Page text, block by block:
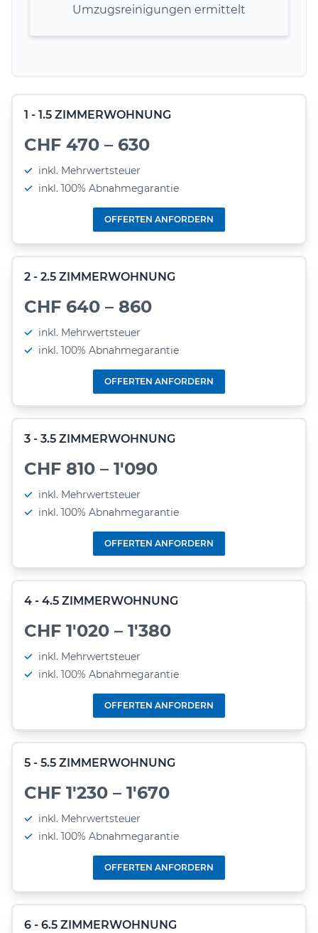
Umzugsreinigungen ermittelt
1 - 1.5 ZIMMERWOHNUNG
CHF 470 – 630
inkl. Mehrwertsteuer
inkl. 100% Abnahmegarantie
OFFERTEN ANFORDERN
2 - 2.5 ZIMMERWOHNUNG
CHF 640 – 860
inkl. Mehrwertsteuer
inkl. 100% Abnahmegarantie
OFFERTEN ANFORDERN
3 - 3.5 ZIMMERWOHNUNG
CHF 810 – 1'090
inkl. Mehrwertsteuer
inkl. 100% Abnahmegarantie
OFFERTEN ANFORDERN
4 - 4.5 ZIMMERWOHNUNG
CHF 1'020 – 1'380
inkl. Mehrwertsteuer
inkl. 100% Abnahmegarantie
OFFERTEN ANFORDERN
5 - 5.5 ZIMMERWOHNUNG
CHF 1'230 – 1'670
inkl. Mehrwertsteuer
inkl. 100% Abnahmegarantie
OFFERTEN ANFORDERN
6 - 6.5 ZIMMERWOHNUNG